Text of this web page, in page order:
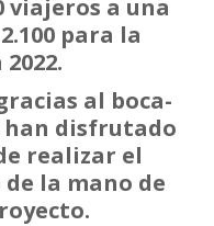
viajeros a una
para la
al boca-
han disfrutado
realizar el
la mano de